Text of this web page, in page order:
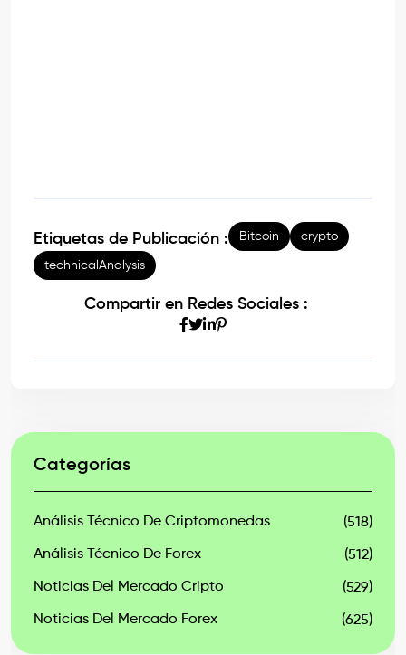
Etiquetas de Publicación : Bitcoin crypto
technicalAnalysis
Compartir en Redes Sociales :
Categorías
Análisis Técnico De Criptomonedas (518)
Análisis Técnico De Forex (512)
Noticias Del Mercado Cripto (529)
Noticias Del Mercado Forex (625)